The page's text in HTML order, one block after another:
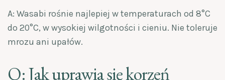
A: Wasabi rośnie najlepiej w temperaturach od 8°C
do 20°C, w wysokiej wilgotności i cieniu. Nie toleruje
mrozu ani upałów.
Q: Jak uprawia się korzeń